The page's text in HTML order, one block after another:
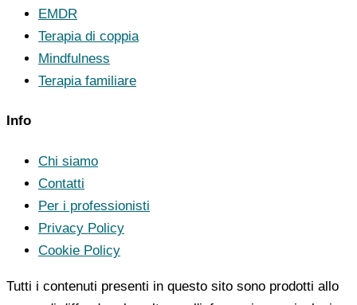
EMDR
Terapia di coppia
Mindfulness
Terapia familiare
Info
Chi siamo
Contatti
Per i professionisti
Privacy Policy
Cookie Policy
Tutti i contenuti presenti in questo sito sono prodotti allo